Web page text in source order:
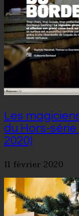
Les
du Hors-
2020)
11 février 2020